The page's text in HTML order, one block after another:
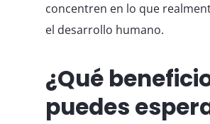
concentren en lo que
el desarrollo humano.
¿Qué
puedes